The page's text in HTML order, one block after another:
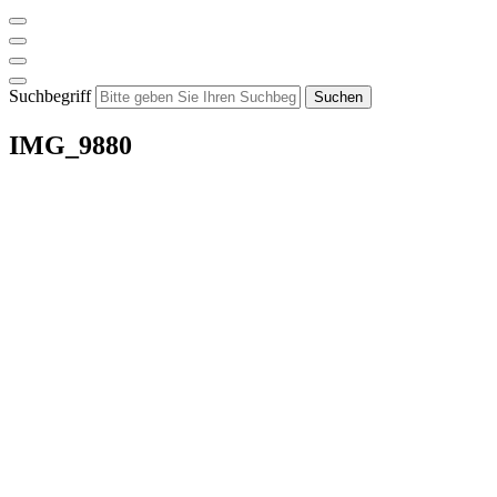
Suchbegriff Suchen
IMG_9880